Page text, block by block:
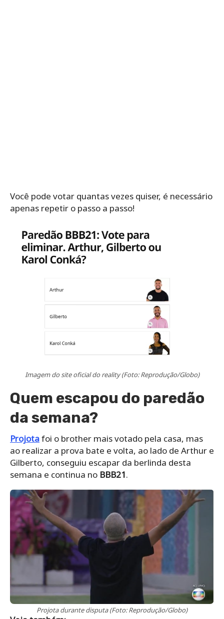
Você pode votar quantas vezes quiser, é necessário
apenas repetir o passo a passo!
Imagem do site oficial do reality (Foto: Reprodução/Globo)
Quem escapou do paredão
da semana?
Projotafoi o brother mais votado pela casa, mas
ao realizar a prova bate e volta, ao lado de Arthur e
Gilberto, conseguiu escapar da berlinda desta
semana e continua no BBB21.
Projota durante disputa (Foto: Reprodução/Globo)